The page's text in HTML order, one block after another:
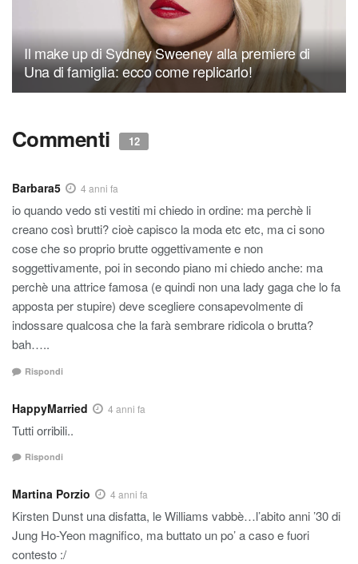
Il make up di Sydney Sweeney alla premiere di
Una di famiglia: ecco come replicarlo!
Commenti 12
Barbara5 4 anni fa
io quando vedo sti vestiti mi chiedo in ordine: ma perchè li
creano così brutti? cioè capisco la moda etc etc, ma ci sono
cose che so proprio brutte oggettivamente e non
soggettivamente, poi in secondo piano mi chiedo anche: ma
perchè una attrice famosa (e quindi non una lady gaga che lo fa
apposta per stupire) deve scegliere consapevolmente di
indossare qualcosa che la farà sembrare ridicola o brutta?
bah…..
Rispondi
HappyMarried 4 anni fa
Tutti orribili..
Rispondi
Martina Porzio 4 anni fa
Kirsten Dunst una disfatta, le Williams vabbè…l’abito anni ’30 di
Jung Ho-Yeon magnifico, ma buttato un po’ a caso e fuori
contesto :/